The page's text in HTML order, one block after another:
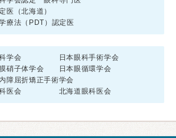
医（北海道）
療法（PDT）認定医
科学会 日本眼科手術学会
膜硝子体学会 日本眼循環学会
障屈折矯正手術学会
科医会 北海道眼科医会